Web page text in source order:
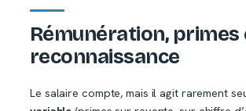
Rémunération, primes
reconnaissance
Le salaire compte, mais il agit rarement